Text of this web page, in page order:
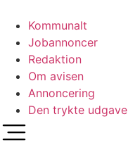
indhold
Kommunalt
Jobannoncer
Redaktion
Om avisen
Annoncering
Den trykte udgave